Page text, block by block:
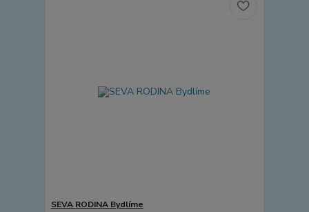
SEVA RODINA Bydlíme